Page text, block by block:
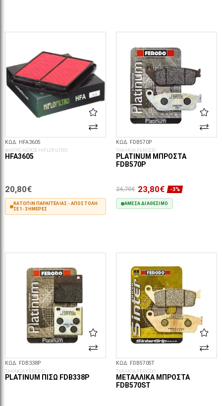
ΚΩΔ. HFA3605
ΦΙΛΤΡΟ ΑΕΡΟΣ HIFLOFILTRO
HFA3605
20,80€
ΚΑΤΌΠΙΝ ΠΑΡΑΓΓΕΛΊΑΣ - ΑΠΟΣΤΟΛΉ
ΣΕ 1-3 ΗΜΈΡΕΣ
ΚΩΔ. FDB570P
ΤΑΚΑΚΙΑ FERODO
PLATINUM ΜΠΡΟΣΤΆ
FDB570P
24,70€ 23,80€ -3%
ΆΜΕΣΑ ΔΙΑΘΈΣΙΜΟ
ΚΩΔ. FDB338P
ΤΑΚΑΚΙΑ FERODO
PLATINUM ΠΊΣΩ FDB338P
ΚΩΔ. FDB570ST
ΤΑΚΑΚΙΑ FERODO
ΜΕΤΑΛΛΙΚΆ ΜΠΡΟΣΤΆ
FDB570ST